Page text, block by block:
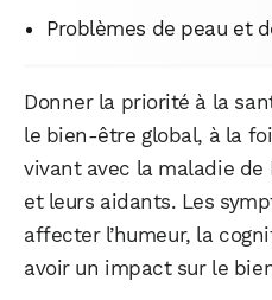
Problèmes de peau et
Donner la priorité à la
le bien-être global, à la
vivant avec la maladie de
et leurs aidants. Les
affecter l’humeur, la
avoir un impact sur le